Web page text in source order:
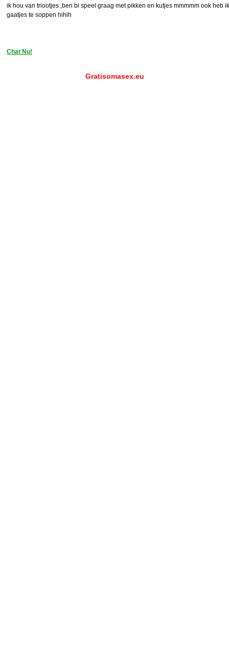
ik hou van triootjes ,ben bi speel graag met pikken en kutjes mmmmm ook heb
gaatjes te soppen hihih
Chat Nu!
Gratisomasex.eu